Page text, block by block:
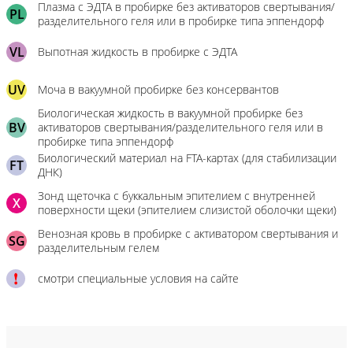
PL
Плазма с ЭДТА в пробирке без активаторов свертывания/
разделительного геля или в пробирке типа эппендорф
VL Выпотная жидкость в пробирке с ЭДТА
UV Моча в вакуумной пробирке без консервантов
BV
Биологическая жидкость в вакуумной пробирке без
активаторов свертывания/разделительного геля или в
пробирке типа эппендорф
FT
Биологический материал на FTA-картах (для стабилизации
ДНК)
X
Зонд щеточка с буккальным эпителием с внутренней
поверхности щеки (эпителием слизистой оболочки щеки)
SG
Венозная кровь в пробирке с активатором свертывания и
разделительным гелем
смотри специальные условия на сайте